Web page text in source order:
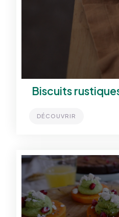
Biscuits
DÉCOUVRIR